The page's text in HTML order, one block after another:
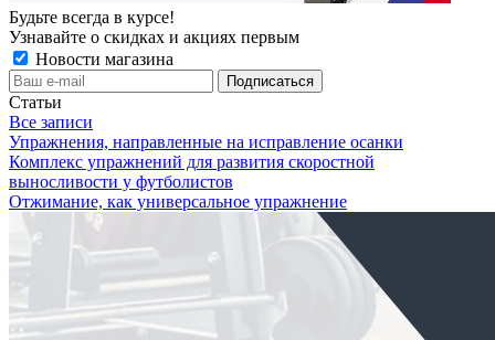
Будьте всегда в курсе!
Узнавайте о скидках и акциях первым
Новости магазина
Статьи
Все записи
Упражнения, направленные на исправление осанки
Комплекс упражнений для развития скоростной
выносливости у футболистов
Отжимание, как универсальное упражнение